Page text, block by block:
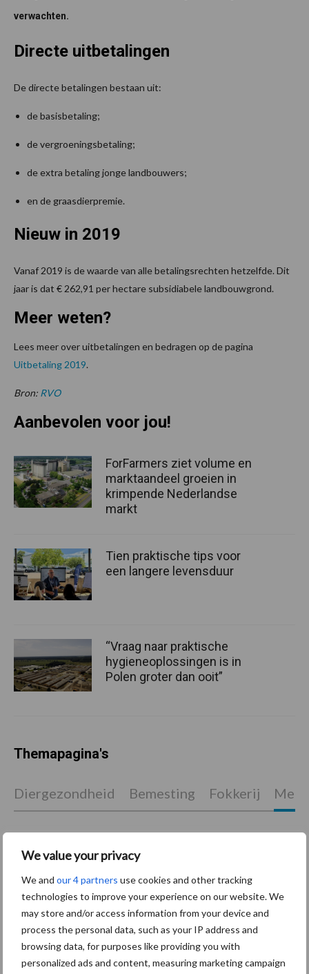
We value your privacy
We and our 4 partners use cookies and other tracking
technologies to improve your experience on our website. We
may store and/or access information from your device and
process the personal data, such as your IP address and
browsing data, for purposes like providing you with
personalized ads and content, measuring marketing campaign
verwachten.
Directe uitbetalingen
De directe betalingen bestaan uit:
de basisbetaling;
de vergroeningsbetaling;
de extra betaling jonge landbouwers;
en de graasdierpremie.
Nieuw in 2019
Vanaf 2019 is de waarde van alle betalingsrechten hetzelfde. Dit
jaar is dat € 262,91 per hectare subsidiabele landbouwgrond.
Meer weten?
Lees meer over uitbetalingen en bedragen op de pagina
Uitbetaling 2019.
Bron: RVO
Aanbevolen voor jou!
ForFarmers ziet volume en
marktaandeel groeien in
krimpende Nederlandse
markt
Tien praktische tips voor
een langere levensduur
“Vraag naar praktische
hygieneoplossingen is in
Polen groter dan ooit”
Themapagina's
Diergezondheid Bemesting Fokkerij
Bedrijfsnieuws
Voerhekken
Toon meer